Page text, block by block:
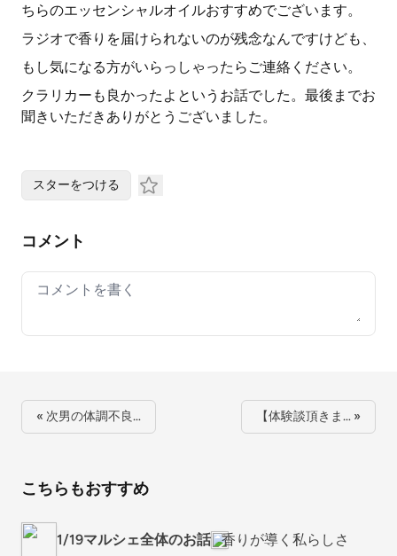
ちらのエッセンシャルオイルおすすめでございます。
ラジオで香りを届けられないのが残念なんですけども、
もし気になる方がいらっしゃったらご連絡ください。
クラリカーも良かったよというお話でした。最後までお
聞きいただきありがとうございました。
スターをつける
コメント
Your comment
« 次男の体調不良… 【体験談頂きま… »
こちらもおすすめ
1/19マルシェ全体のお話 香りが導く私らしさ